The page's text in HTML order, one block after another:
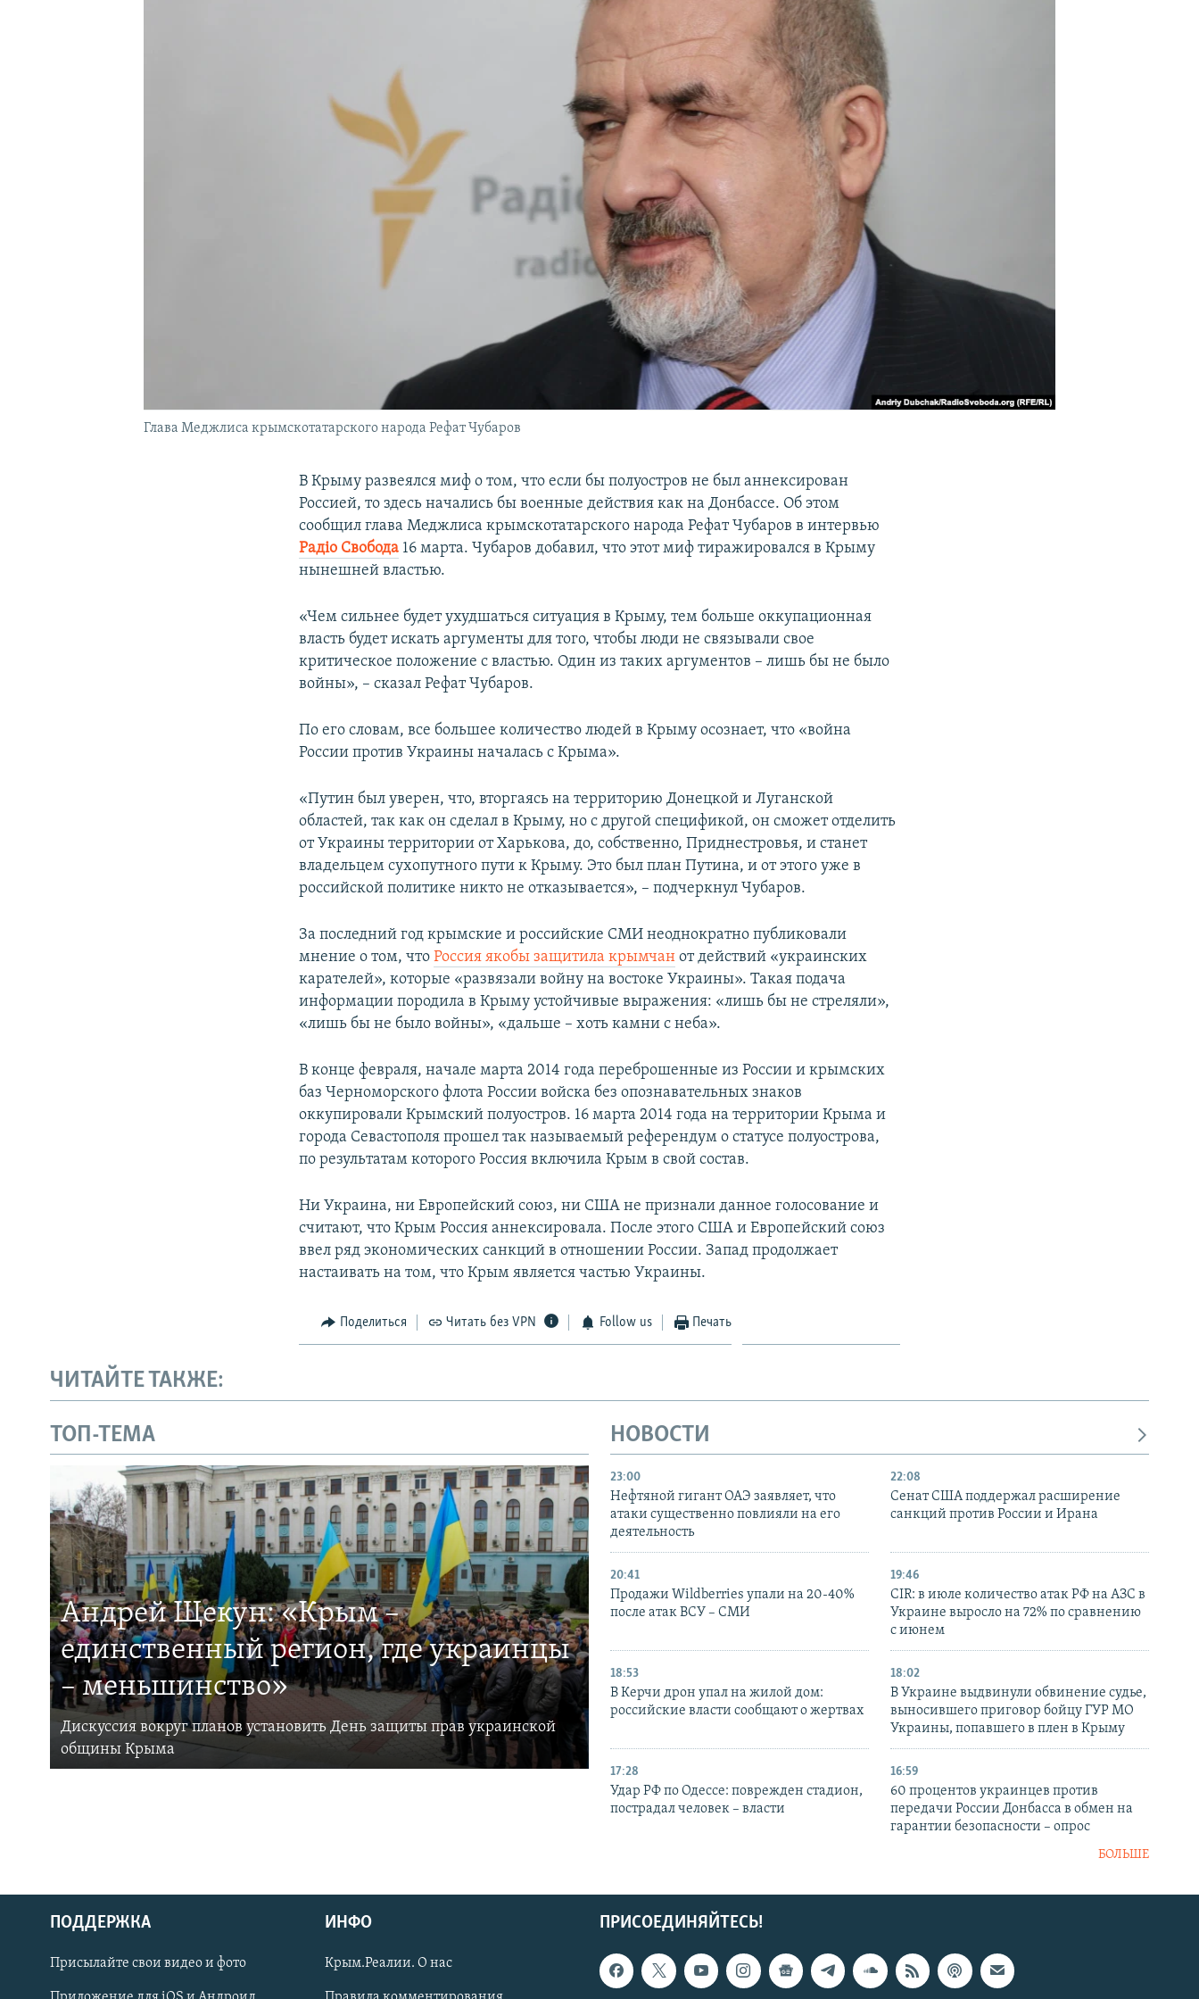
Українською
Qırımtatar
Глава Меджлиса крымскотатарского народа Рефат Чубаров
В Крыму развеялся миф о том, что если бы полуостров не был аннексирован
Россией, то здесь начались бы военные действия как на Донбассе. Об этом
сообщил глава Меджлиса крымскотатарского народа Рефат Чубаров в интервью
Радіо Свобода 16 марта. Чубаров добавил, что этот миф тиражировался в Крыму
нынешней властью.
«Чем сильнее будет ухудшаться ситуация в Крыму, тем больше оккупационная
власть будет искать аргументы для того, чтобы люди не связывали свое
критическое положение с властью. Один из таких аргументов – лишь бы не было
войны», – сказал Рефат Чубаров.
По его словам, все большее количество людей в Крыму осознает, что «война
России против Украины началась с Крыма».
«Путин был уверен, что, вторгаясь на территорию Донецкой и Луганской
областей, так как он сделал в Крыму, но с другой спецификой, он сможет отделить
от Украины территории от Харькова, до, собственно, Приднестровья, и станет
владельцем сухопутного пути к Крыму. Это был план Путина, и от этого уже в
российской политике никто не отказывается», – подчеркнул Чубаров.
За последний год крымские и российские СМИ неоднократно публиковали
мнение о том, чтоРоссия якобы защитила крымчан от действий «украинских
карателей», которые «развязали войну на востоке Украины». Такая подача
информации породила в Крыму устойчивые выражения: «лишь бы не стреляли»,
«лишь бы не было войны», «дальше – хоть камни с неба».
В конце февраля, начале марта 2014 года переброшенные из России и крымских
баз Черноморского флота России войска без опознавательных знаков
оккупировали Крымский полуостров. 16 марта 2014 года на территории Крыма и
города Севастополя прошел так называемый референдум о статусе полуострова,
по результатам которого Россия включила Крым в свой состав.
Ни Украина, ни Европейский союз, ни США не признали данное голосование и
считают, что Крым Россия аннексировала. После этого США и Европейский союз
ввел ряд экономических санкций в отношении России. Запад продолжает
настаивать на том, что Крым является частью Украины.
Поделиться Читать без VPN Follow us Печать
ЧИТАЙТЕ ТАКЖЕ:
ТОП-ТЕМА
Андрей Щекун: «Крым –
единственный регион, где украинцы
– меньшинство»
Дискуссия вокруг планов установить День защиты прав украинской
общины Крыма
НОВОСТИ
23:00
Нефтяной гигант ОАЭ заявляет, что
атаки существенно повлияли на его
деятельность
22:08
Сенат США поддержал расширение
санкций против России и Ирана
20:41
Продажи Wildberries упали на 20-40%
после атак ВСУ – СМИ
19:46
CIR: в июле количество атак РФ на АЗС в
Украине выросло на 72% по сравнению
с июнем
18:53
В Керчи дрон упал на жилой дом:
российские власти сообщают о жертвах
18:02
В Украине выдвинули обвинение судье,
выносившего приговор бойцу ГУР МО
Украины, попавшего в плен в Крыму
17:28
Удар РФ по Одессе: поврежден стадион,
пострадал человек – власти
16:59
60 процентов украинцев против
передачи России Донбасса в обмен на
гарантии безопасности – опрос
БОЛЬШЕ
ПРИСОЕДИНЯЙТЕСЬ!
ПОДДЕРЖКА
Присылайте свои видео и фото
ИНФО
Крым.Реалии. О нас